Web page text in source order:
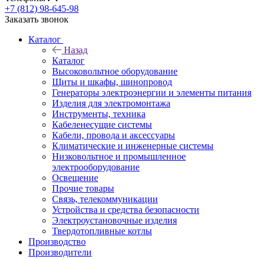
+7 (812) 98-645-98
Заказать звонок
Каталог
Назад
Каталог
Высоковольтное оборудование
Щиты и шкафы, шинопровод
Генераторы электроэнергии и элементы питания
Изделия для электромонтажа
Инструменты, техника
Кабеленесущие системы
Кабели, провода и аксессуары
Климатические и инженерные системы
Низковольтное и промышленное
электрооборудование
Освещение
Прочие товары
Связь, телекоммуникации
Устройства и средства безопасности
Электроустановочные изделия
Твердотопливные котлы
Производство
Производители